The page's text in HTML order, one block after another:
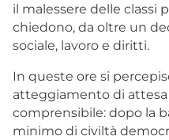
il malessere delle classi
chiedono, da oltre un
sociale, lavoro e diritti.
In queste ore si
atteggiamento di attesa
comprensibile: dopo la
minimo di civiltà